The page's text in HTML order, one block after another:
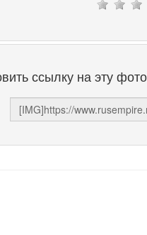
ссылку на эту